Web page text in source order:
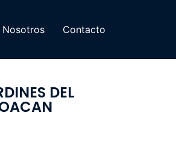
Nosotros Contacto
DEL